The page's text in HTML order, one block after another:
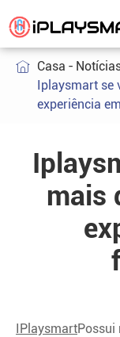
 Casa
Iplaysmart se
experiência
mais
IPlaysmartPossui